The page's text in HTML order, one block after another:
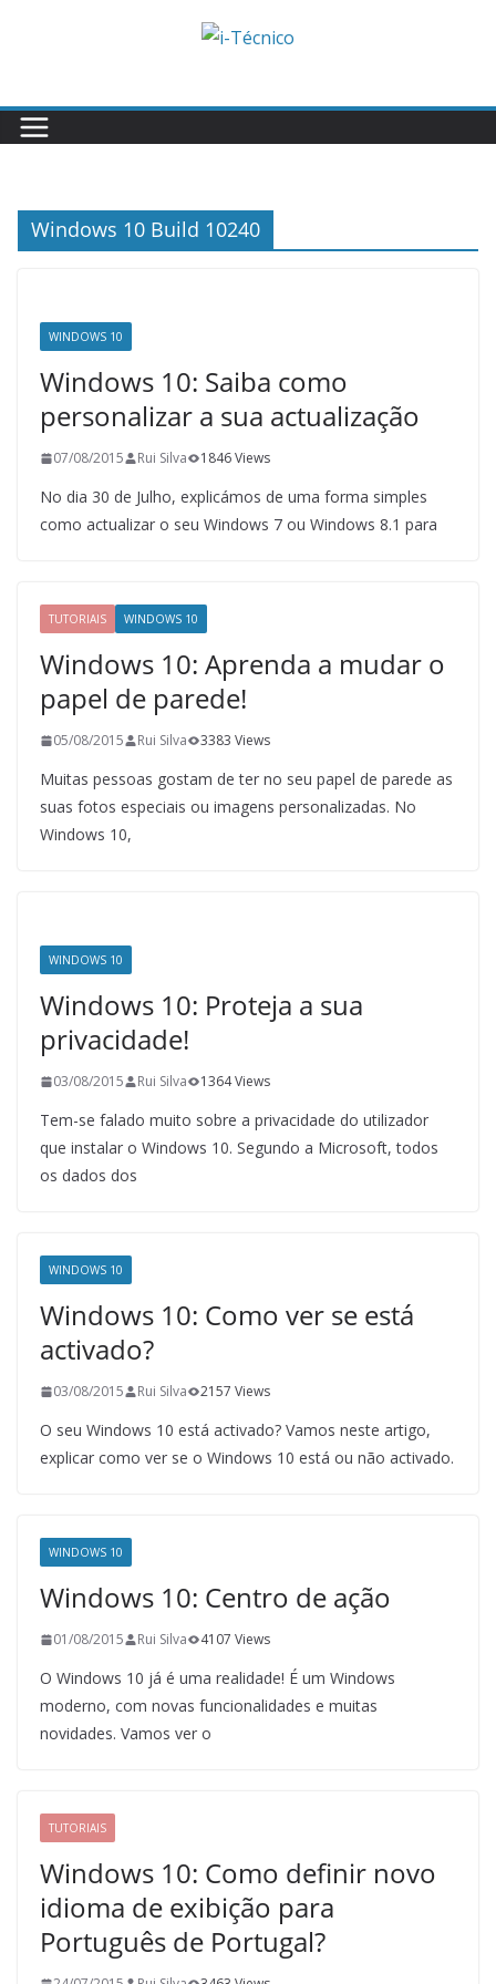
Windows 10 Build 10240
WINDOWS 10
Windows 10: Saiba como
personalizar a sua actualização
07/08/2015 Rui Silva 1846 Views
No dia 30 de Julho, explicámos de uma forma simples
como actualizar o seu Windows 7 ou Windows 8.1 para
TUTORIAIS WINDOWS 10
Windows 10: Aprenda a mudar o
papel de parede!
05/08/2015 Rui Silva 3383 Views
Muitas pessoas gostam de ter no seu papel de parede as
suas fotos especiais ou imagens personalizadas. No
Windows 10,
WINDOWS 10
Windows 10: Proteja a sua
privacidade!
03/08/2015 Rui Silva 1364 Views
Tem-se falado muito sobre a privacidade do utilizador
que instalar o Windows 10. Segundo a Microsoft, todos
os dados dos
WINDOWS 10
Windows 10: Como ver se está
activado?
03/08/2015 Rui Silva 2157 Views
O seu Windows 10 está activado? Vamos neste artigo,
explicar como ver se o Windows 10 está ou não activado.
WINDOWS 10
Windows 10: Centro de ação
01/08/2015 Rui Silva 4107 Views
O Windows 10 já é uma realidade! É um Windows
moderno, com novas funcionalidades e muitas
novidades. Vamos ver o
TUTORIAIS
Windows 10: Como definir novo
idioma de exibição para
Português de Portugal?